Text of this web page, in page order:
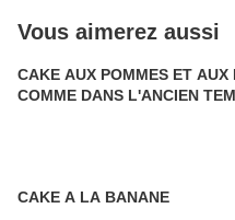
Vous aimerez aussi
CAKE AUX POMMES ET AUX
COMME DANS L'ANCIEN
CAKE A LA BANANE